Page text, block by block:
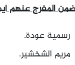
المفرج عنهم
رسمية عودة.
مريم الشخشير.